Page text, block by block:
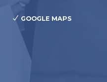
GOOGLE MAPS